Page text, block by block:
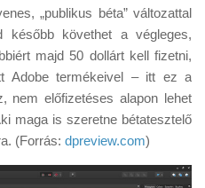
„publikus béta” változattal
később követhet a végleges,
majd 50 dollárt kell fizetni,
Adobe termékeivel – itt ez a
nem előfizetéses alapon lehet
maga is szeretne bétatesztelő
(Forrás: dpreview.com)